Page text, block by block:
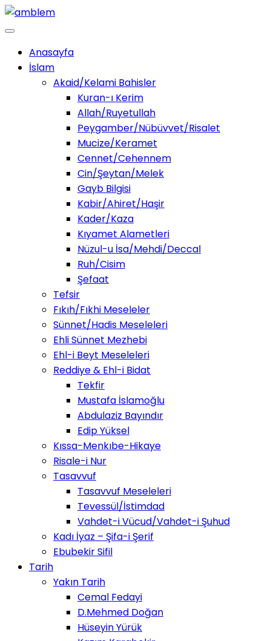
Anasayfa
İslam
Akaid/Kelami Bahisler
Kuran-ı Kerim
Allah/Ruyetullah
Peygamber/Nübüvvet/Risalet
Mucize/Keramet
Cennet/Cehennem
Cin/Şeytan/Melek
Gayb Bilgisi
Kabir/Ahiret/Haşir
Kader/Kaza
Kıyamet Alametleri
Nüzul-u İsa/Mehdi/Deccal
Ruh/Cisim
Şefaat
Tefsir
Fıkıh/Fıkhi Meseleler
Sünnet/Hadis Meseleleri
Ehli Sünnet Mezhebi
Ehl-i Beyt Meseleleri
Reddiye & Ehl-i Bidat
Tekfir
Mustafa İslamoğlu
Abdulaziz Bayındır
Edip Yüksel
Kıssa-Menkıbe-Hikaye
Risale-i Nur
Tasavvuf
Tasavvuf Meseleleri
Tevessül/İstimdad
Vahdet-i Vücud/Vahdet-i Şuhud
Kadı İyaz – Şifa-i Şerif
Ebubekir Sifil
Tarih
Yakın Tarih
Cemal Fedayi
D.Mehmed Doğan
Hüseyin Yürük